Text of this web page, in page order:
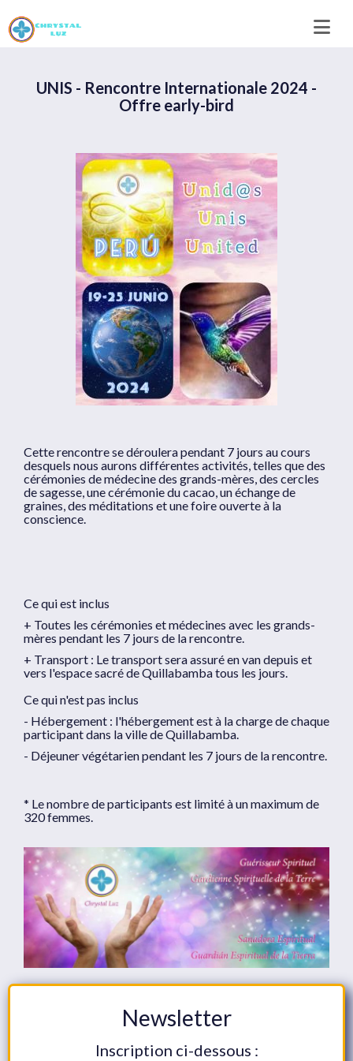
UNIS - Rencontre Internationale 2024 -
Offre early-bird
Cette rencontre se déroulera pendant 7 jours au cours
desquels nous aurons différentes activités, telles que des
cérémonies de médecine des grands-mères, des cercles
de sagesse, une cérémonie du cacao, un échange de
graines, des méditations et une foire ouverte à la
conscience.
Ce qui est inclus
+ Toutes les cérémonies et médecines avec les grands-
mères pendant les 7 jours de la rencontre.
+ Transport : Le transport sera assuré en van depuis et
vers l'espace sacré de Quillabamba tous les jours.
Ce qui n'est pas inclus
- Hébergement : l'hébergement est à la charge de chaque
participant dans la ville de Quillabamba.
- Déjeuner végétarien pendant les 7 jours de la rencontre.
* Le nombre de participants est limité à un maximum de
320 femmes.
Newsletter
Inscription ci-dessous :